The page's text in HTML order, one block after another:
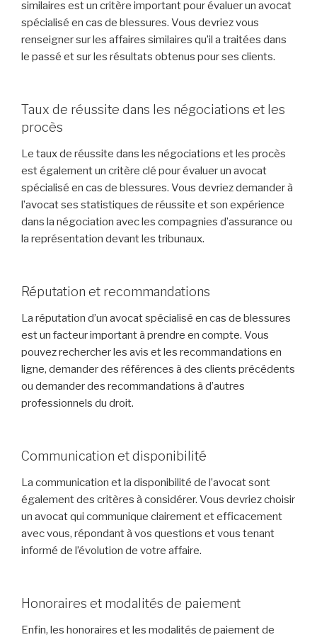
similaires est un critère important pour évaluer un avocat
spécialisé en cas de blessures. Vous devriez vous
renseigner sur les affaires similaires qu’il a traitées dans
le passé et sur les résultats obtenus pour ses clients.
Taux de réussite dans les négociations et les
procès
Le taux de réussite dans les négociations et les procès
est également un critère clé pour évaluer un avocat
spécialisé en cas de blessures. Vous devriez demander à
l’avocat ses statistiques de réussite et son expérience
dans la négociation avec les compagnies d’assurance ou
la représentation devant les tribunaux.
Réputation et recommandations
La réputation d’un avocat spécialisé en cas de blessures
est un facteur important à prendre en compte. Vous
pouvez rechercher les avis et les recommandations en
ligne, demander des références à des clients précédents
ou demander des recommandations à d’autres
professionnels du droit.
Communication et disponibilité
La communication et la disponibilité de l’avocat sont
également des critères à considérer. Vous devriez choisir
un avocat qui communique clairement et efficacement
avec vous, répondant à vos questions et vous tenant
informé de l’évolution de votre affaire.
Honoraires et modalités de paiement
Enfin, les honoraires et les modalités de paiement de